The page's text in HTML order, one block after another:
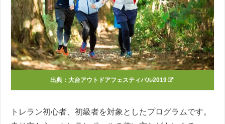
出典： 大台アウトドアフェスティバル2019
トレラン初心者、初級者を対象としたプログラムです。